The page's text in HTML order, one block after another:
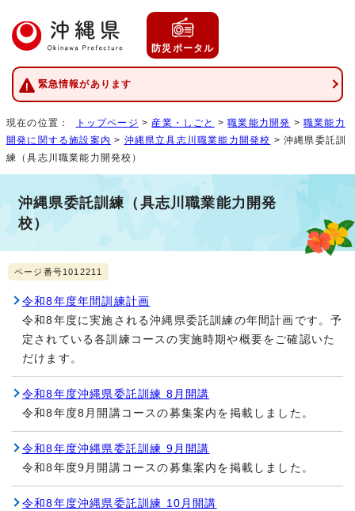
防災ポータル
緊急情報があります
現在の位置： トップページ > 産業・しごと >職業能力開発 >職業能力
開発に関する施設案内 > 沖縄県立具志川職業能力開発校 > 沖縄県委託訓
練（具志川職業能力開発校）
沖縄県委託訓練（具志川職業能力開発
校）
ページ番号1012211
令和8年度年間訓練計画
令和8年度に実施される沖縄県委託訓練の年間計画です。予
定されている各訓練コースの実施時期や概要をご確認いた
だけます。
令和8年度沖縄県委託訓練 8月開講
令和8年度8月開講コースの募集案内を掲載しました。
令和8年度沖縄県委託訓練 9月開講
令和8年度9月開講コースの募集案内を掲載しました。
令和8年度沖縄県委託訓練 10月開講